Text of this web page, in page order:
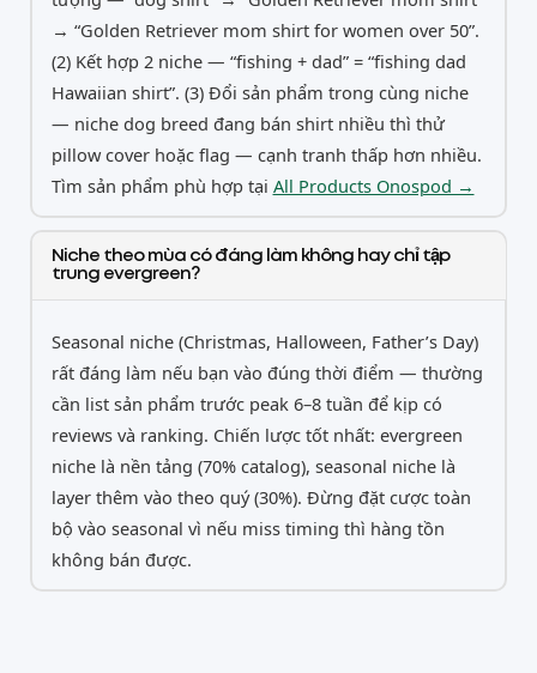
→ “Golden Retriever mom shirt for women over 50”.
(2) Kết hợp 2 niche — “fishing + dad” = “fishing dad
Hawaiian shirt”. (3) Đổi sản phẩm trong cùng niche
— niche dog breed đang bán shirt nhiều thì thử
pillow cover hoặc flag — cạnh tranh thấp hơn nhiều.
Tìm sản phẩm phù hợp tại All Products Onospod →
Niche theo mùa có đáng làm không hay chỉ tập
trung evergreen?
Seasonal niche (Christmas, Halloween, Father’s Day)
rất đáng làm nếu bạn vào đúng thời điểm — thường
cần list sản phẩm trước peak 6–8 tuần để kịp có
reviews và ranking. Chiến lược tốt nhất: evergreen
niche là nền tảng (70% catalog), seasonal niche là
layer thêm vào theo quý (30%). Đừng đặt cược toàn
bộ vào seasonal vì nếu miss timing thì hàng tồn
không bán được.